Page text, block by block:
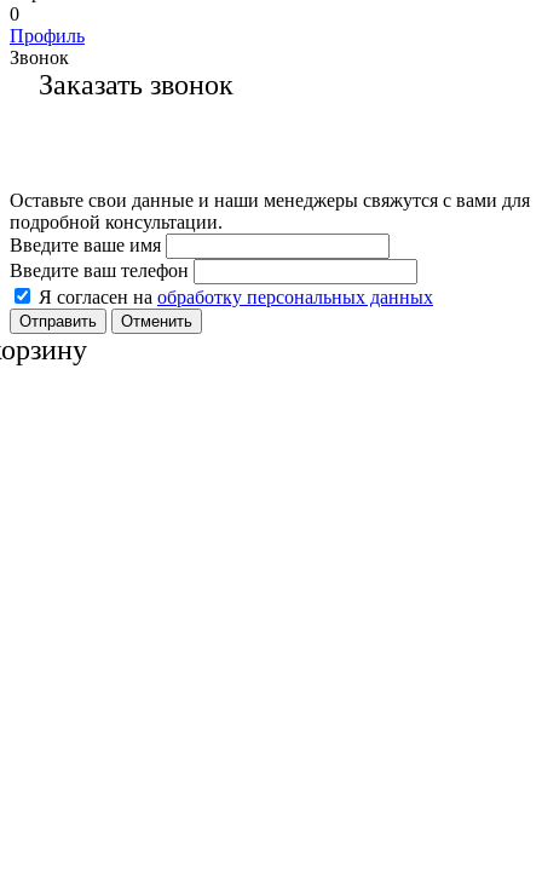
0
Профиль
Звонок
Заказать звонок
Оставьте свои данные и наши менеджеры свяжутся с вами для
подробной консультации.
Введите ваше имя
Введите ваш телефон
Я согласен на обработку персональных данных
Отменить